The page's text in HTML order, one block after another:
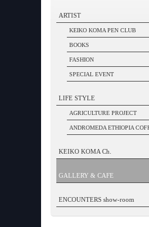
ARTIST
KEIKO KOMA PEN CLUB
BOOKS
FASHION
SPECIAL EVENT
LIFE STYLE
AGRICULTURE PROJECT
ANDROMEDA ETHIOPIA
KEIKO KOMA Ch.
GALLERY & CAFE
ENCOUNTERS show-room